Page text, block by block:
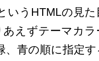
いうHTMLの見
あえずテーマカ
、青の順に指定